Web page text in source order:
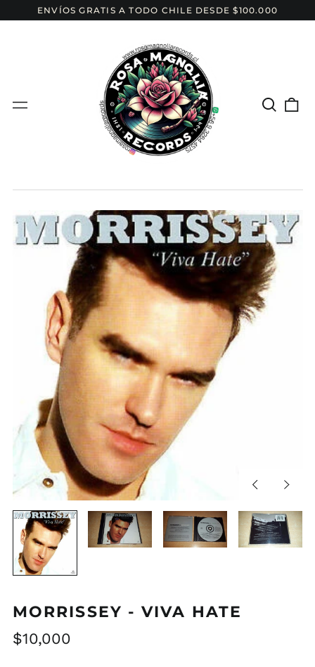
ENVÍOS GRATIS A TODO CHILE DESDE $100.000
Menú Buscar
Diapositiva
MORRISSEY - VIVA HATE
Precio
$10,000